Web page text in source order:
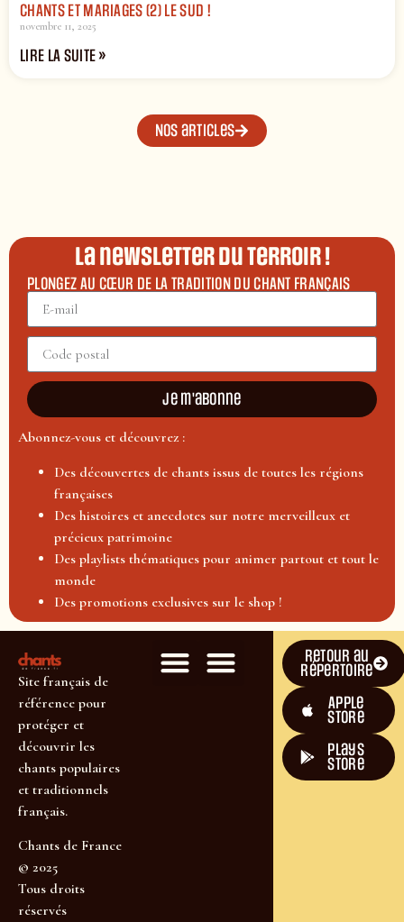
CHANTS ET MARIAGES (2) LE SUD !
novembre 11, 2025
LIRE LA SUITE »
Nos articles
La newsletter du terroir !
PLONGEZ AU CŒUR DE LA TRADITION DU CHANT FRANÇAIS
Je m'abonne
Abonnez-vous et découvrez :
Des découvertes de chants issus de toutes les régions
françaises
Des histoires et anecdotes sur notre merveilleux et
précieux patrimoine
Des playlists thématiques pour animer partout et tout le
monde
Des promotions exclusives sur le shop !
Site français de
référence pour
protéger et
découvrir les
chants populaires
et traditionnels
français.
Chants de France
© 2025
Tous droits
réservés
Retour au
répertoire
Apple
Store
plays
store